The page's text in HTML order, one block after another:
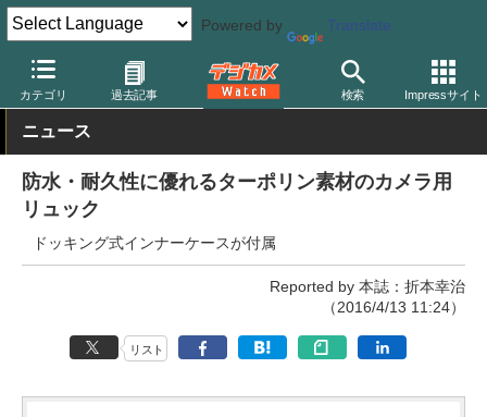
Powered by Translate
カテゴリ 過去記事 検索 Impressサイト
デジカメ Watch 撮影用品 カメラバッグ ケンコー
ニュース
防水・耐久性に優れるターポリン素材のカメラ用
リュック
ドッキング式インナーケースが付属
Reported by 本誌：折本幸治
（2016/4/13 11:24）
リスト